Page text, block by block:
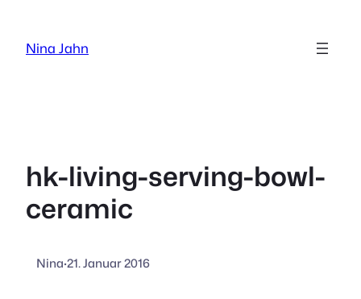
springen
Nina Jahn
hk-living-serving-bowl-
ceramic
Nina·21. Januar 2016